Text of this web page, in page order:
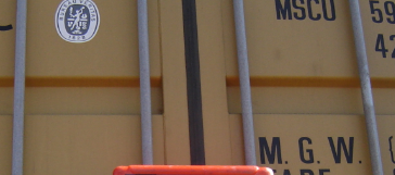
SUSCRÍBASE